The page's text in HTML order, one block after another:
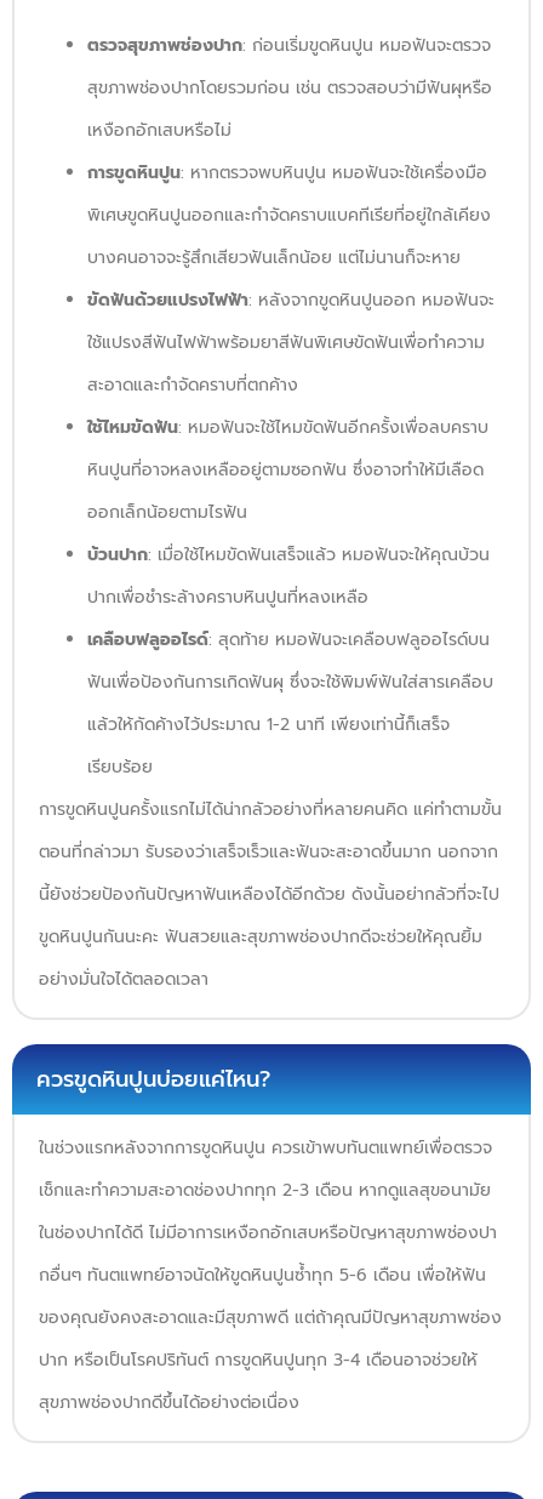
ตรวจสุขภาพช่องปาก: ก่อนเริ่มขูดหินปูน หมอฟันจะตรวจ
สุขภาพช่องปากโดยรวมก่อน เช่น ตรวจสอบว่ามีฟันผุหรือ
เหงือกอักเสบหรือไม่
การขูดหินปูน: หากตรวจพบหินปูน หมอฟันจะใช้เครื่องมือ
พิเศษขูดหินปูนออกและกำจัดคราบแบคทีเรียที่อยู่ใกล้เคียง
บางคนอาจจะรู้สึกเสียวฟันเล็กน้อย แต่ไม่นานก็จะหาย
ขัดฟันด้วยแปรงไฟฟ้า: หลังจากขูดหินปูนออก หมอฟันจะ
ใช้แปรงสีฟันไฟฟ้าพร้อมยาสีฟันพิเศษขัดฟันเพื่อทำความ
สะอาดและกำจัดคราบที่ตกค้าง
ใช้ไหมขัดฟัน: หมอฟันจะใช้ไหมขัดฟันอีกครั้งเพื่อลบคราบ
หินปูนที่อาจหลงเหลืออยู่ตามซอกฟัน ซึ่งอาจทำให้มีเลือด
ออกเล็กน้อยตามไรฟัน
บ้วนปาก: เมื่อใช้ไหมขัดฟันเสร็จแล้ว หมอฟันจะให้คุณบ้วน
ปากเพื่อชำระล้างคราบหินปูนที่หลงเหลือ
เคลือบฟลูออไรด์: สุดท้าย หมอฟันจะเคลือบฟลูออไรด์บน
ฟันเพื่อป้องกันการเกิดฟันผุ ซึ่งจะใช้พิมพ์ฟันใส่สารเคลือบ
แล้วให้กัดค้างไว้ประมาณ 1-2 นาที เพียงเท่านี้ก็เสร็จ
เรียบร้อย
การขูดหินปูนครั้งแรกไม่ได้น่ากลัวอย่างที่หลายคนคิด แค่ทำตามขั้น
ตอนที่กล่าวมา รับรองว่าเสร็จเร็วและฟันจะสะอาดขึ้นมาก นอกจาก
นี้ยังช่วยป้องกันปัญหาฟันเหลืองได้อีกด้วย ดังนั้นอย่ากลัวที่จะไป
ขูดหินปูนกันนะคะ ฟันสวยและสุขภาพช่องปากดีจะช่วยให้คุณยิ้ม
อย่างมั่นใจได้ตลอดเวลา
ควรขูดหินปูนบ่อยแค่ไหน?
ในช่วงแรกหลังจากการขูดหินปูน ควรเข้าพบทันตแพทย์เพื่อตรวจ
เช็กและทำความสะอาดช่องปากทุก 2-3 เดือน หากดูแลสุขอนามัย
ในช่องปากได้ดี ไม่มีอาการเหงือกอักเสบหรือปัญหาสุขภาพช่องปา
กอื่นๆ ทันตแพทย์อาจนัดให้ขูดหินปูนซ้ำทุก 5-6 เดือน เพื่อให้ฟัน
ของคุณยังคงสะอาดและมีสุขภาพดี แต่ถ้าคุณมีปัญหาสุขภาพช่อง
ปาก หรือเป็นโรคปริทันต์ การขูดหินปูนทุก 3-4 เดือนอาจช่วยให้
สุขภาพช่องปากดีขึ้นได้อย่างต่อเนื่อง